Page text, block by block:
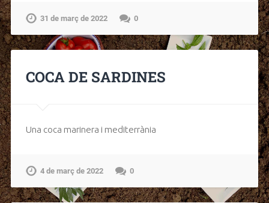
31 de març de 2022 0
COCA DE SARDINES
Una coca marinera i mediterrània
4 de març de 2022 0